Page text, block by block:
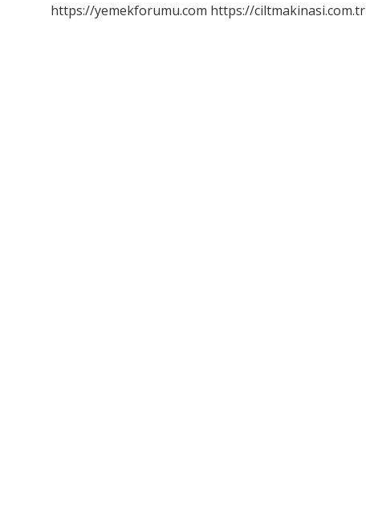
https://yemekforumu.com https://ciltmakinasi.com.tr